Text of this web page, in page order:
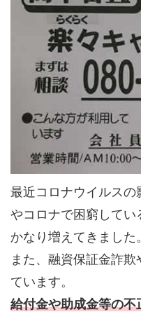
最近コロナウイルスの
やコロナで困窮して
かなり増えてきました。
また、融資保証金詐
ています。
給付金や助成金等の